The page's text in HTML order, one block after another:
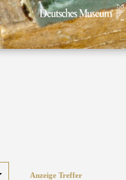
Anzeige Treffer